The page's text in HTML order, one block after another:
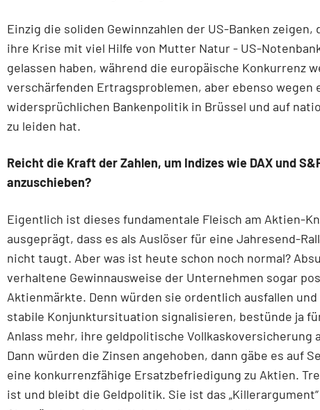
Einzig die soliden Gewinnzahlen der US-Banken zeigen,
ihre Krise mit viel Hilfe von Mutter Natur - US-
gelassen haben, während die europäische Konkurrenz
verschärfenden Ertragsproblemen, aber ebenso wegen
widersprüchlichen Bankenpolitik in Brüssel und auf
zu leiden hat.
Reicht die Kraft der Zahlen, um Indizes wie DAX und
anzuschieben?
Eigentlich ist dieses fundamentale Fleisch am Aktien-
ausgeprägt, dass es als Auslöser für eine Jahresend-
nicht taugt. Aber was ist heute schon noch normal?
verhaltene Gewinnausweise der Unternehmen sogar
Aktienmärkte. Denn würden sie ordentlich ausfallen
stabile Konjunktursituation signalisieren, bestünde ja
Anlass mehr, ihre geldpolitische Vollkaskoversicherung
Dann würden die Zinsen angehoben, dann gäbe es auf
eine konkurrenzfähige Ersatzbefriedigung zu Aktien.
ist und bleibt die Geldpolitik. Sie ist das